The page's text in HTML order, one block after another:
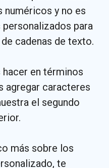
numéricos y no es
para
cadenas de texto.
en términos
agregar caracteres
el segundo
más sobre los
te